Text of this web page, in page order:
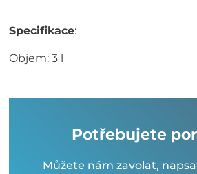
Specifikace:
Objem: 3 l
Potřebujete
Můžete nám zavolat,